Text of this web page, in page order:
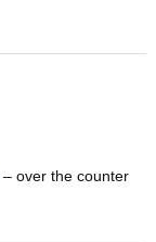
– over the counter